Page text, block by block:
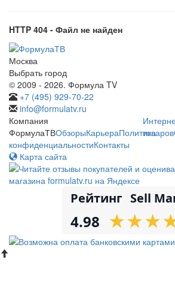
HTTP 404 - Файл не найден
Москва
Выбрать город
© 2009 - 2026. Формула TV
+7 (495) 929-70-22
info@formulatv.ru
Компания
ФормулаТВОбзорыКарьераПолитика
конфиденциальностиКонтакты
товаров
Карта сайта
Рейтинг Sell
4.98 ★
★★
★★
★